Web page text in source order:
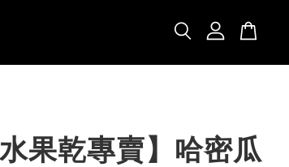
果乾專賣】哈密瓜